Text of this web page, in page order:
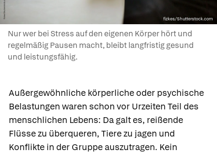
fizkes/Shutterstock.com
Nur wer bei Stress auf den eigenen Körper hört und
regelmäßig Pausen macht, bleibt langfristig gesund
und leistungsfähig.
Außergewöhnliche körperliche oder psychische
Belastungen waren schon vor Urzeiten Teil des
menschlichen Lebens: Da galt es, reißende
Flüsse zu überqueren, Tiere zu jagen und
Konflikte in der Gruppe auszutragen. Kein